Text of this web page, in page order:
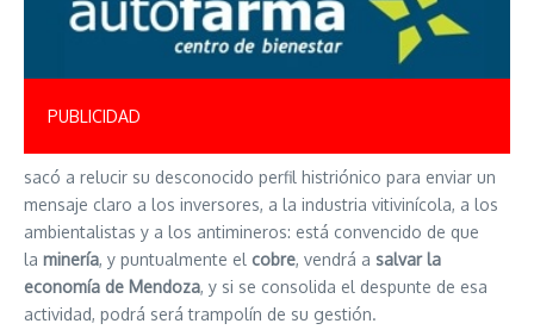
PUBLICIDAD
sacó a relucir su desconocido perfil histriónico para enviar un
mensaje claro a los inversores, a la industria vitivinícola, a los
ambientalistas y a los antimineros: está convencido de que
la minería, y puntualmente el cobre, vendrá a salvar la
economía de Mendoza, y si se consolida el despunte de esa
actividad, podrá será trampolín de su gestión.